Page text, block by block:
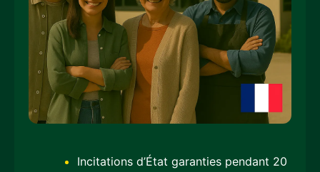
Incitations d’État garanties pendant 20